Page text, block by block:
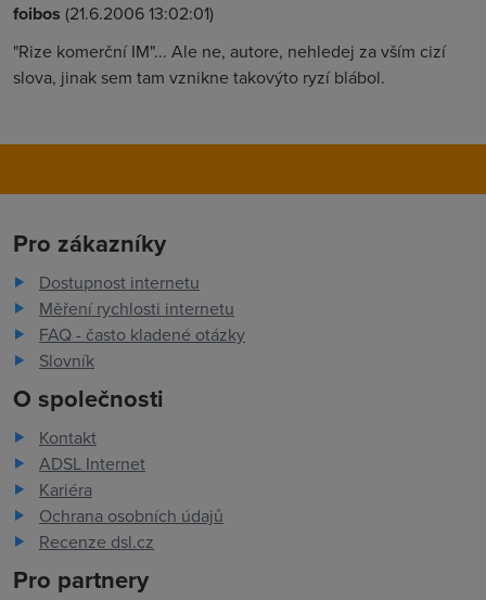
foibos (21.6.2006 13:02:01)
"Rize komerční IM"... Ale ne, autore, nehledej za vším cizí
slova, jinak sem tam vznikne takovýto ryzí blábol.
Pro zákazníky
Dostupnost internetu
Měření rychlosti internetu
FAQ - často kladené otázky
Slovník
O společnosti
Kontakt
ADSL Internet
Kariéra
Ochrana osobních údajů
Recenze dsl.cz
Pro partnery